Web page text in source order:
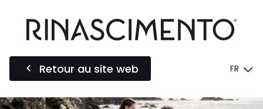
Retour au site web FR